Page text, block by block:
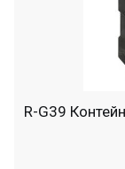
R-G39